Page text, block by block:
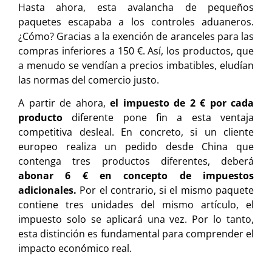
Hasta ahora, esta avalancha de pequeños
paquetes escapaba a los controles aduaneros.
¿Cómo? Gracias a la exención de aranceles para las
compras inferiores a 150 €. Así, los productos, que
a menudo se vendían a precios imbatibles, eludían
las normas del comercio justo.
A partir de ahora, el impuesto de 2 € por cada
producto diferente pone fin a esta ventaja
competitiva desleal. En concreto, si un cliente
europeo realiza un pedido desde China que
contenga tres productos diferentes, deberá
abonar 6 € en concepto de impuestos
adicionales. Por el contrario, si el mismo paquete
contiene tres unidades del mismo artículo, el
impuesto solo se aplicará una vez. Por lo tanto,
esta distinción es fundamental para comprender el
impacto económico real.